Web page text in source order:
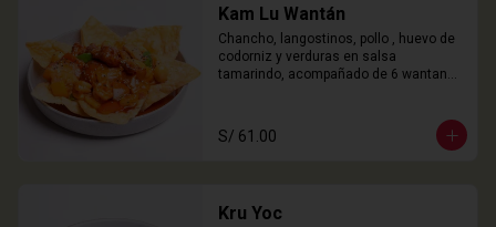
Kam Lu Wantán
Chancho, langostinos, pollo , huevo de
codorniz y verduras en salsa
tamarindo, acompañado de 6 wantanes
S/ 61.00
Kru Yoc